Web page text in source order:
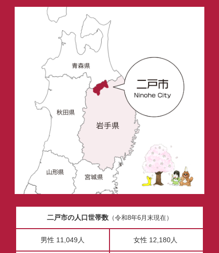
二戸市の人口世帯数（令和8年6月末現在）
男性 11,049人 女性 12,180人